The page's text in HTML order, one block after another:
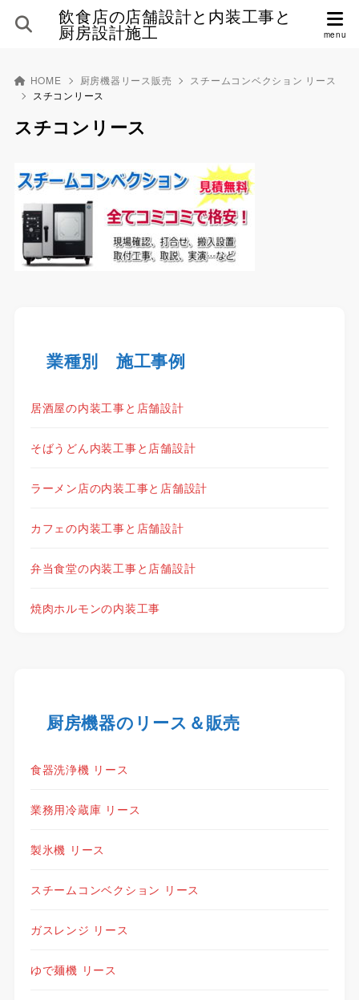
飲食店の店舗設計と内装工事と
厨房設計施工
HOME 厨房機器リース販売
スチームコンベクション リース
スチコンリース
スチコンリース
業種別 施工事例
居酒屋の内装工事と店舗設計
そばうどん内装工事と店舗設計
ラーメン店の内装工事と店舗設計
カフェの内装工事と店舗設計
弁当食堂の内装工事と店舗設計
焼肉ホルモンの内装工事
厨房機器のリース＆販売
食器洗浄機 リース
業務用冷蔵庫 リース
製氷機 リース
スチームコンベクション リース
ガスレンジ リース
ゆで麺機 リース